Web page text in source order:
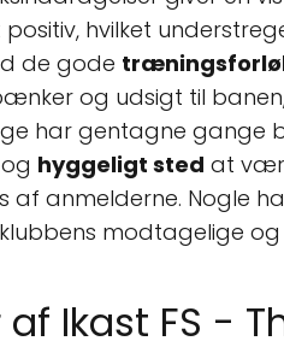
hvilket
de gode
og udsigt til
har gentagne gange
hyggeligt sted at
af anmelderne. Nogle
modtagelige
Ikast FS -